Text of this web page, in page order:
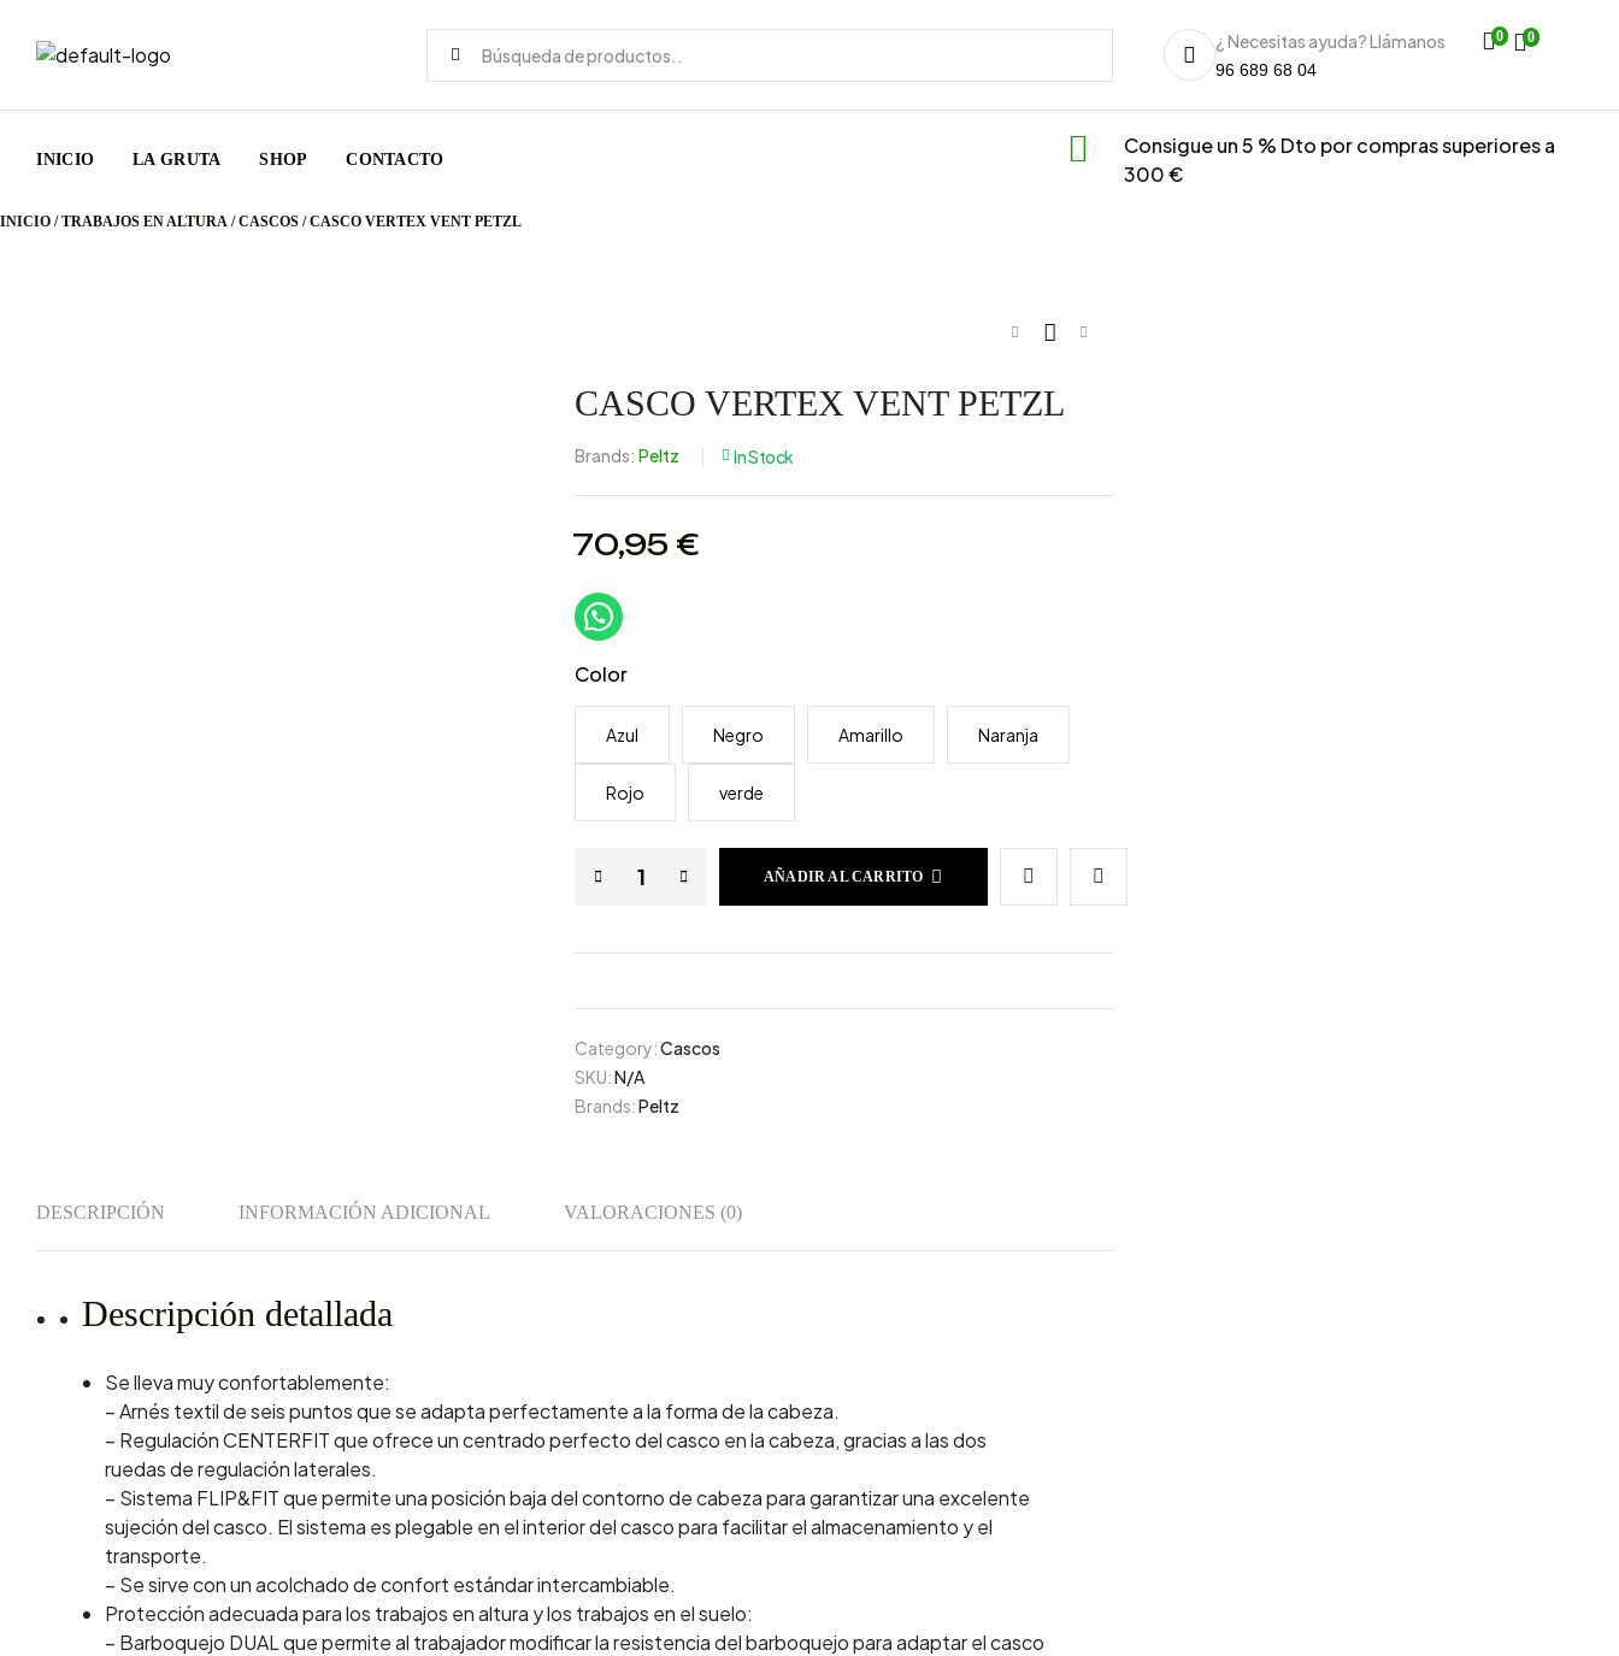
¿ Necesitas ayuda? Llámanos
96 689 68 04
0
0
INICIO LA GRUTA SHOP CONTACTO
Consigue un 5 % Dto por compras superiores a
300 €
INICIO /TRABAJOS EN ALTURA /CASCOS / CASCO VERTEX VENT PETZL
70,95€
85,90€
CASCO VERTEX VENT PETZL
Brands: Peltz In Stock
70,95 €
Color
Azul Negro Amarillo Naranja
Rojo verde
AÑADIR AL CARRITO
Category:Cascos
SKU:N/A
Brands:Peltz
DESCRIPCIÓN INFORMACIÓN ADICIONAL VALORACIONES (0)
Descripción detallada
Se lleva muy confortablemente:
– Arnés textil de seis puntos que se adapta perfectamente a la forma de la cabeza.
– Regulación CENTERFIT que ofrece un centrado perfecto del casco en la cabeza, gracias a las dos
ruedas de regulación laterales.
– Sistema FLIP&FIT que permite una posición baja del contorno de cabeza para garantizar una excelente
sujeción del casco. El sistema es plegable en el interior del casco para facilitar el almacenamiento y el
transporte.
– Se sirve con un acolchado de confort estándar intercambiable.
Protección adecuada para los trabajos en altura y los trabajos en el suelo:
– Barboquejo DUAL que permite al trabajador modificar la resistencia del barboquejo para adaptar el casco